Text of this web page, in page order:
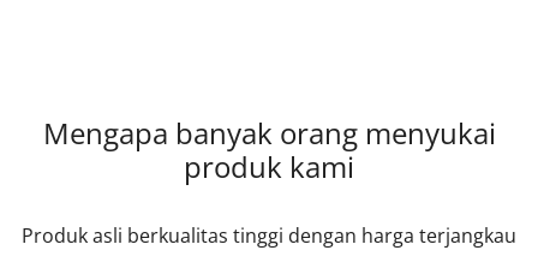
Mengapa banyak orang menyukai
produk kami
Produk asli berkualitas tinggi dengan harga terjangkau